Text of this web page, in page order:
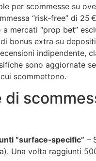
per scommesse su
“risk‑free” di
a mercati “prop bet”
di bonus extra su
indipendente,
sono aggiornate
scommettono.
di
“surface‑specific” –
Una volta raggiunti